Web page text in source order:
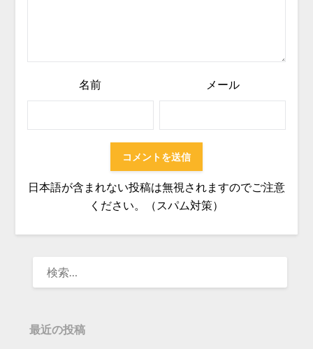
名前 メール
日本語が含まれない投稿は無視されますのでご注意
ください。（スパム対策）
最近の投稿